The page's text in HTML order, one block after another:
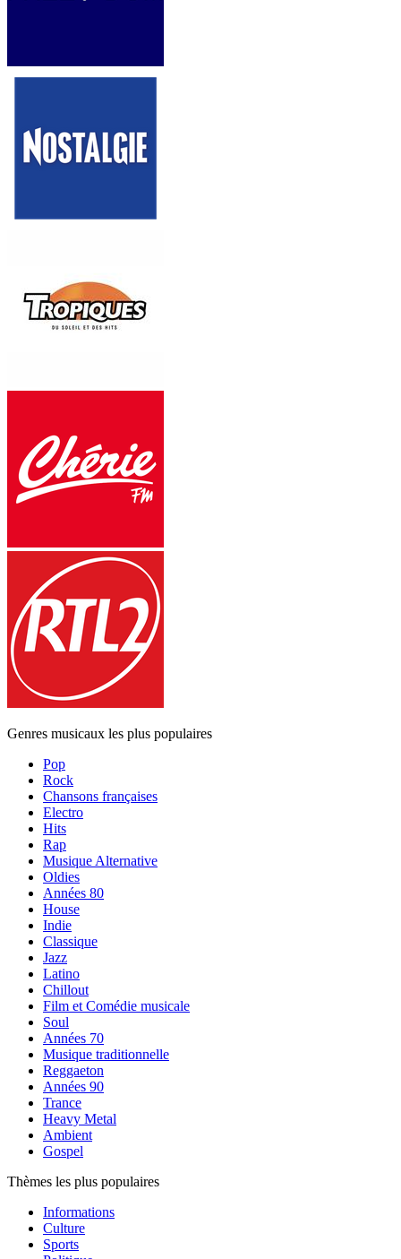
Genres musicaux les plus populaires
Pop
Rock
Chansons françaises
Electro
Hits
Rap
Musique Alternative
Oldies
Années 80
House
Indie
Classique
Jazz
Latino
Chillout
Film et Comédie musicale
Soul
Années 70
Musique traditionnelle
Reggaeton
Années 90
Trance
Heavy Metal
Ambient
Gospel
Thèmes les plus populaires
Informations
Culture
Sports